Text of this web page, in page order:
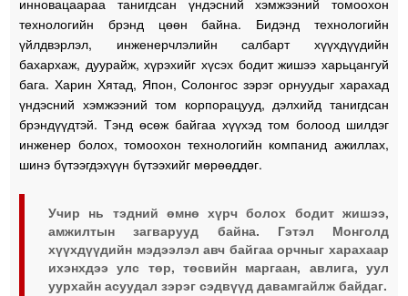
инновацаараа танигдсан үндэсний хэмжээний томоохон
технологийн брэнд цөөн байна. Бидэнд технологийн
үйлдвэрлэл, инженерчлэлийн салбарт хүүхдүүдийн
бахархаж, дуурайж, хүрэхийг хүсэх бодит жишээ харьцангуй
бага. Харин Хятад, Япон, Солонгос зэрэг орнуудыг харахад
үндэсний хэмжээний том корпорацууд, дэлхийд танигдсан
брэндүүдтэй. Тэнд өсөж байгаа хүүхэд том болоод шилдэг
инженер болох, томоохон технологийн компанид ажиллах,
шинэ бүтээгдэхүүн бүтээхийг мөрөөддөг.
Учир нь тэдний өмнө хүрч болох бодит жишээ,
амжилтын загварууд байна. Гэтэл Монголд
хүүхдүүдийн мэдээлэл авч байгаа орчныг харахаар
ихэнхдээ улс төр, төсвийн маргаан, авлига, уул
уурхайн асуудал зэрэг сэдвүүд давамгайлж байдаг.